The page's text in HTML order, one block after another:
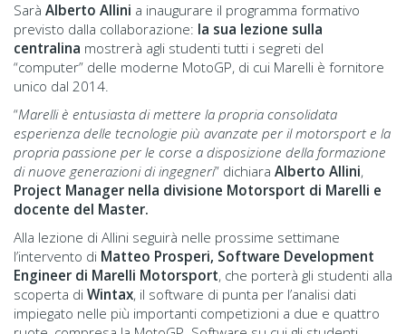
Sarà Alberto Allini a inaugurare il programma formativo
previsto dalla collaborazione: la sua lezione sulla
centralina mostrerà agli studenti tutti i segreti del
“computer” delle moderne MotoGP, di cui Marelli è fornitore
unico dal 2014.
“Marelli è entusiasta di mettere la propria consolidata
esperienza delle tecnologie più avanzate per il motorsport e la
propria passione per le corse a disposizione della formazione
di nuove generazioni di ingegneri” dichiara Alberto Allini,
Project Manager nella divisione Motorsport di Marelli e
docente del Master.
Alla lezione di Allini seguirà nelle prossime settimane
l’intervento di Matteo Prosperi, Software Development
Engineer di Marelli Motorsport, che porterà gli studenti alla
scoperta di Wintax, il software di punta per l’analisi dati
impiegato nelle più importanti competizioni a due e quattro